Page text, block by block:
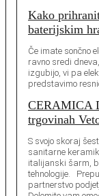
Kako
baterijskim
Če imate sončno
ravno sredi
izgubijo, vi pa
predstavimo
CERAMICA
trgovinah
S svojo skoraj
sanitarne
italijanski šarm,
tehnologije.
partnerstvo